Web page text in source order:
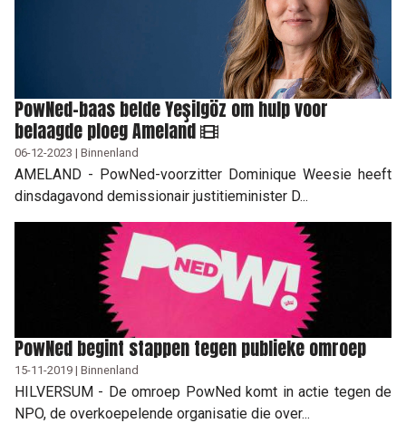
PowNed-baas belde Yeşilgöz om hulp voor
belaagde ploeg Ameland
06-12-2023 | Binnenland
AMELAND - PowNed-voorzitter Dominique Weesie heeft
dinsdagavond demissionair justitieminister D...
PowNed begint stappen tegen publieke omroep
15-11-2019 | Binnenland
HILVERSUM - De omroep PowNed komt in actie tegen de
NPO, de overkoepelende organisatie die over...